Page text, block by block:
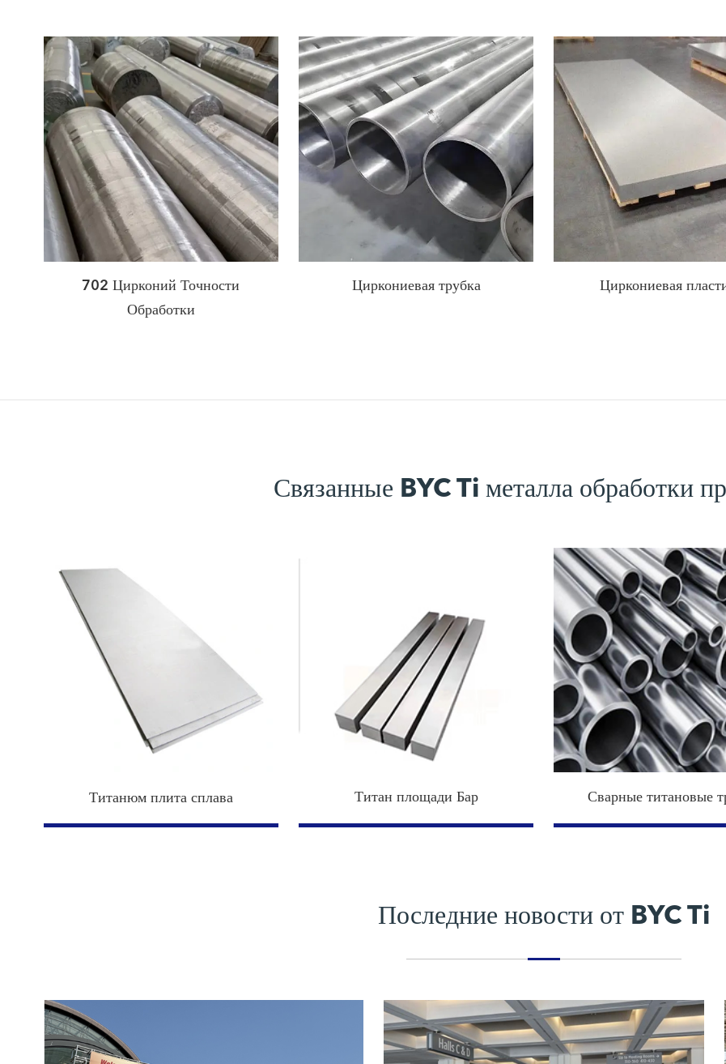
702 Цирконий Точности
Обработки
Циркониевая трубка Циркониевая
Связанные BYC Ti металла обработки
Титанюм плита сплава Титан площади Бар Сварные титановые
Последние новости от BYC Ti